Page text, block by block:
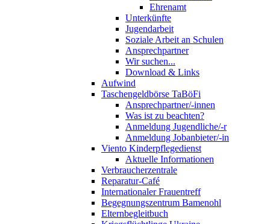
Ehrenamt
Unterkünfte
Jugendarbeit
Soziale Arbeit an Schulen
Ansprechpartner
Wir suchen...
Download & Links
Aufwind
Taschengeldbörse TaBöFi
Ansprechpartner/-innen
Was ist zu beachten?
Anmeldung Jugendliche/-r
Anmeldung Jobanbieter/-in
Viento Kinderpflegedienst
Aktuelle Informationen
Verbraucherzentrale
Reparatur-Café
Internationaler Frauentreff
Begegnungszentrum Bamenohl
Elternbegleitbuch